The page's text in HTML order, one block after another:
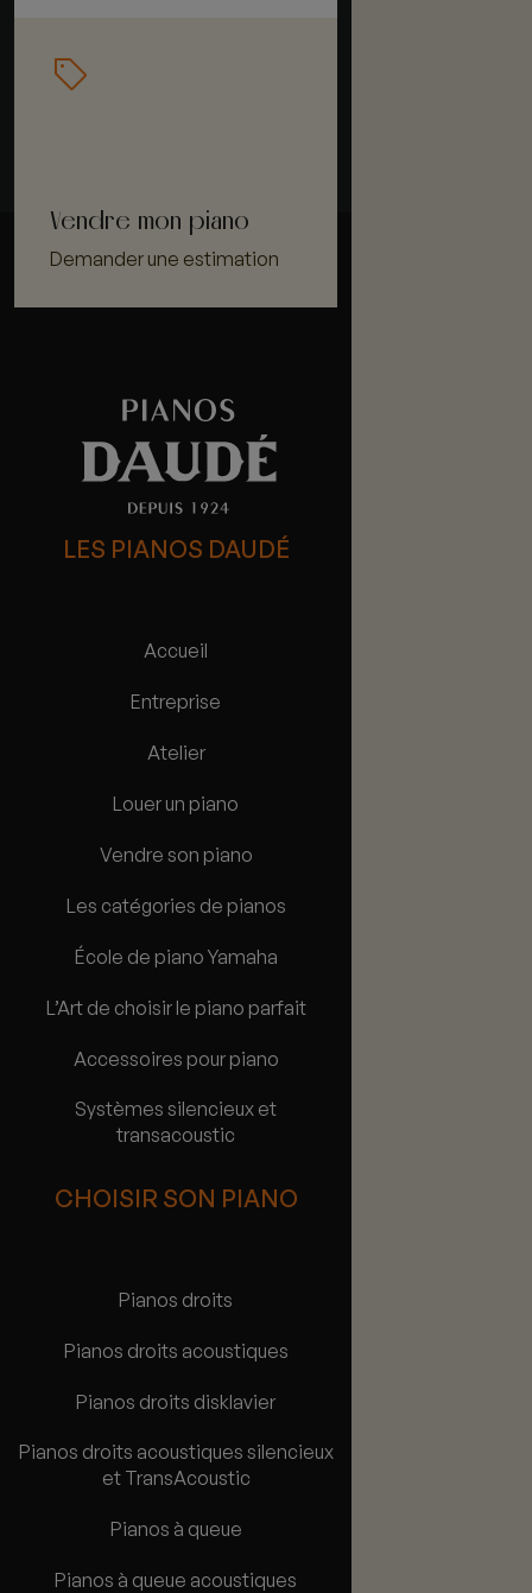
Vendre mon piano
Demander une estimation
LES PIANOS DAUDÉ
Accueil
Entreprise
Atelier
Louer un piano
Vendre son piano
Les catégories de pianos
École de piano Yamaha
L’Art de choisir le piano parfait
Accessoires pour piano
Systèmes silencieux et
transacoustic
CHOISIR SON PIANO
Pianos droits
Pianos droits acoustiques
Pianos droits disklavier
Pianos droits acoustiques silencieux
et TransAcoustic
Pianos à queue
Pianos à queue acoustiques